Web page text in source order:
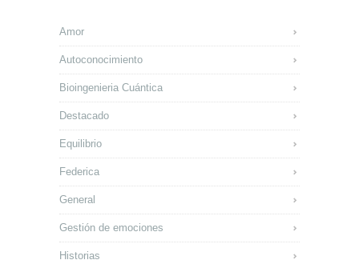
Amor
Autoconocimiento
Bioingenieria Cuántica
Destacado
Equilibrio
Federica
General
Gestión de emociones
Historias